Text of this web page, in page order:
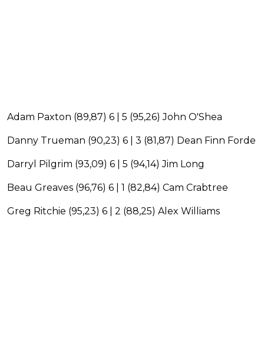
Adam Paxton (89,87) 6 | 5 (95,26) John O'Shea
Danny Trueman (90,23) 6 | 3 (81,87) Dean Finn Forde
Darryl Pilgrim (93,09) 6 | 5 (94,14) Jim Long
Beau Greaves (96,76) 6 | 1 (82,84) Cam Crabtree
Greg Ritchie (95,23) 6 | 2 (88,25) Alex Williams